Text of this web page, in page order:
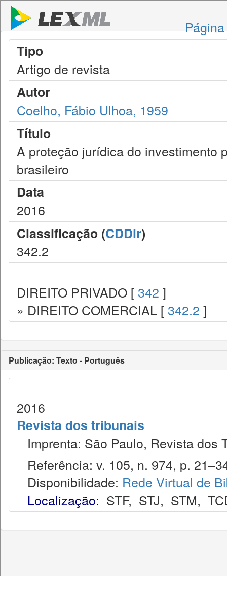
Tipo
Artigo de revista
Autor
Coelho, Fábio Ulhoa, 1959
Título
A proteção jurídica do investimento
brasileiro
Data
2016
Classificação (CDDir)
342.2
DIREITO PRIVADO [ 342 ]
» DIREITO COMERCIAL [ 342.2 ]
Publicação: Texto - Português
2016
Revista dos tribunais
Imprenta: São Paulo, Revista dos
Referência: v. 105, n. 974, p.
Disponibilidade: Rede Virtual de
Localização: STF, STJ, STM,